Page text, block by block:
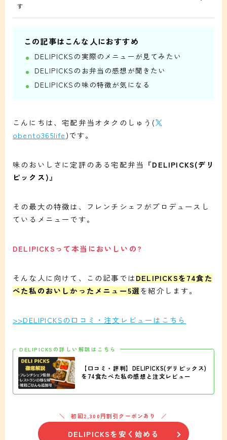
す
この記事はこんな人におすすめ
DELIPICKSの実際のメニューが見てみたい
DELIPICKSのお弁当の感想が聞きたい
DELIPICKSの味の特徴が気になる
こんにちは、宅配弁当オタクのしゅう(
obento365life)です。
味のおいしさに定評のある宅配弁当『DELIPICKS(デリ
ピックス) 』
その最大の特徴は、フレンチシェフがプロデュースし
ているメニューです。
DELIPICKSって本当においしいの?
そんな人に向けて、この記事ではDELIPICKSを74食た
べた私のおいしかったメニュー5選を紹介します。
>>DELIPICKSの口コミ・注文レビューはこちら
DELIPICKSの詳しい解説はこちら
【口コミ・評判】DELIPICKS(デリピックス)
を74食たべた私の感想と注文レビュー
初回2,300円割引クーポンあり
DELIPICKSを安く始める